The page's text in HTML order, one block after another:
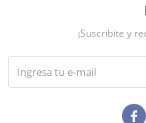
¡Suscribite y
